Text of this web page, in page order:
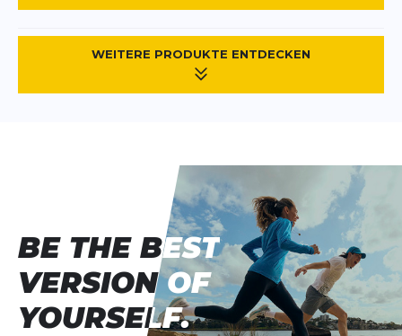
WEITERE PRODUKTE ENTDECKEN
BE THE BEST
VERSION OF
YOURSELF.
BE THE BEST
VERSION OF
YOURSELF.